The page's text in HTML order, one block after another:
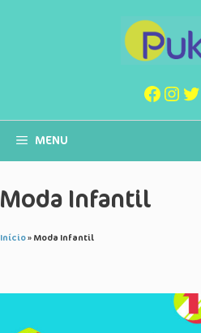
MENU
Moda Infantil
Início» Moda Infantil